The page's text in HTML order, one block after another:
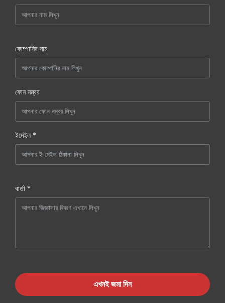
কোম্পানির নাম
ফোন নম্বর
ইমেইল *
বার্তা *
এখনই জমা দিন